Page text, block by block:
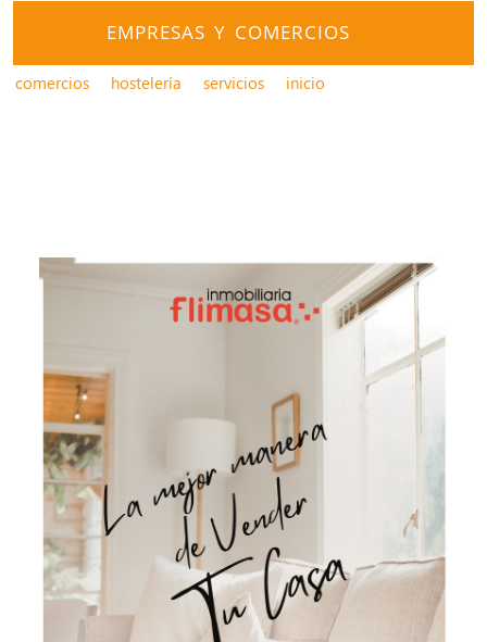
EMPRESAS Y COMERCIOS
comercios hostelería servicios inicio